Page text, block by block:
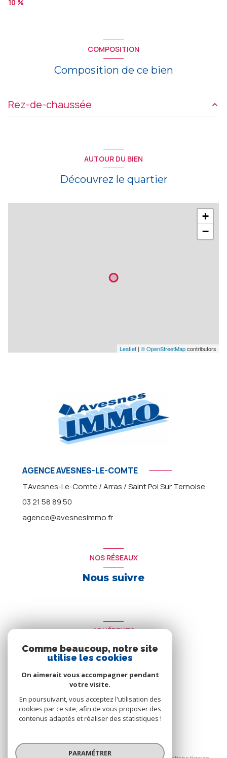
10 %
COMPOSITION
Composition de ce bien
Rez-de-chaussée
bureau
23.84 m²
2.68 m²
1.32 m²
AUTOUR DU BIEN
Découvrez le quartier
+
−
Leaflet | © OpenStreetMapcontributors
AGENCE AVESNES-LE-COMTE
TAvesnes-Le-Comte / Arras / Saint Pol Sur Ternoise
03 21 58 89 50
agence@avesnesimmo.fr
NOS RÉSEAUX
Nous suivre
ADHÉRENTS
Nous adhérons
© 2026 | Tous droits réservés
Comme beaucoup, notre site
utilise les cookies
On aimerait vous accompagner pendant
votre visite.
En poursuivant, vous acceptez l'utilisation des
cookies par ce site, afin de vous proposer des
contenus adaptés et réaliser des statistiques !
PARAMÉTRER